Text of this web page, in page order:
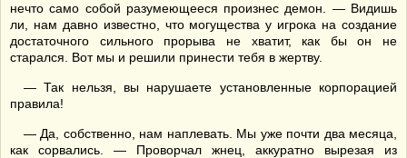
нечто само собой разумеющееся произнес демон. — Видишь
ли, нам давно известно, что могущества у игрока на создание
достаточного сильного прорыва не хватит, как бы он не
старался. Вот мы и решили принести тебя в жертву.
— Так нельзя, вы нарушаете установленные корпорацией
правила!
— Да, собственно, нам наплевать. Мы уже почти два месяца,
как сорвались. — Проворчал жнец, аккуратно вырезая из